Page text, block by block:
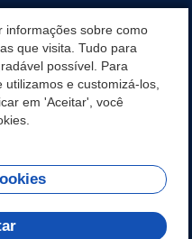
SEINFRA
informações sobre como
que visita. Tudo para
possível. Para
e customizá-los,
em 'Aceitar', você